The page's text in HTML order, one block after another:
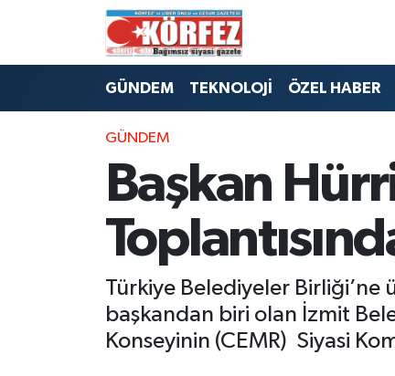
GÜNDEM TEKNOLOJİ ÖZEL HABER
GÜNDEM
Başkan
Türkiye Belediyeler Birliği’ne
başkandan biri olan İzmit
Konseyinin (CEMR) Siyasi
Hava Durumu
Trafik Durumu
Süper Lig Puan Durumu ve Fikstür
Son Dakika Haberleri